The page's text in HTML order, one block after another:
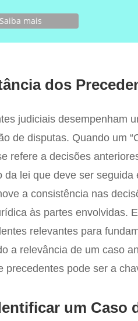
Saiba mais
dos
judiciais desempenham
de disputas. Quando um
refere a decisões
da lei que deve ser
a consistência nas
às partes envolvidas.
relevantes para
a relevância de um caso
precedentes pode ser a
um Caso